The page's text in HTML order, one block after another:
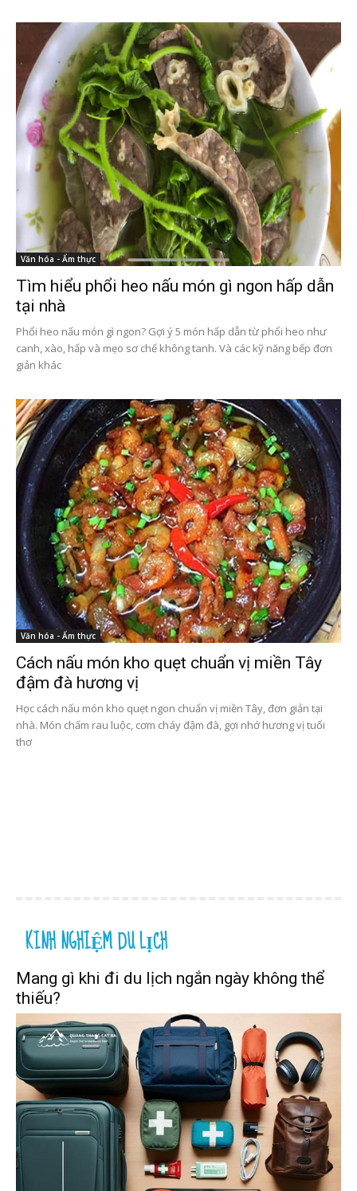
Văn hóa - Ẩm thực
Tìm hiểu phổi heo nấu món gì ngon hấp dẫn
tại nhà
Phổi heo nấu món gì ngon? Gợi ý 5 món hấp dẫn từ phổi heo như
canh, xào, hấp và mẹo sơ chế không tanh. Và các kỹ năng bếp đơn
giản khác
Văn hóa - Ẩm thực
Cách nấu món kho quẹt chuẩn vị miền Tây
đậm đà hương vị
Học cách nấu món kho quẹt ngon chuẩn vị miền Tây, đơn giản tại
nhà. Món chấm rau luộc, cơm cháy đậm đà, gợi nhớ hương vị tuổi
thơ
KINH NGHIỆM DU LỊCH
Mang gì khi đi du lịch ngắn ngày không thể
thiếu?